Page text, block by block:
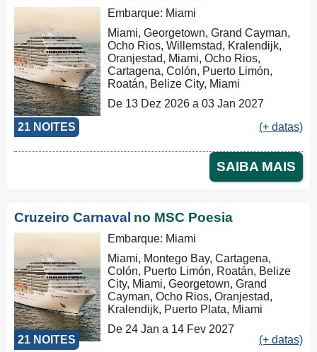
21 NOITES
Embarque: Miami
Miami, Georgetown, Grand Cayman,
Ocho Rios, Willemstad, Kralendijk,
Oranjestad, Miami, Ocho Rios,
Cartagena, Colón, Puerto Limón,
Roatán, Belize City, Miami
De 13 Dez 2026 a 03 Jan 2027
(+ datas)
SAIBA MAIS
Cruzeiro Carnaval no MSC Poesia
21 NOITES
Embarque: Miami
Miami, Montego Bay, Cartagena,
Colón, Puerto Limón, Roatán, Belize
City, Miami, Georgetown, Grand
Cayman, Ocho Rios, Oranjestad,
Kralendijk, Puerto Plata, Miami
De 24 Jan a 14 Fev 2027
(+ datas)